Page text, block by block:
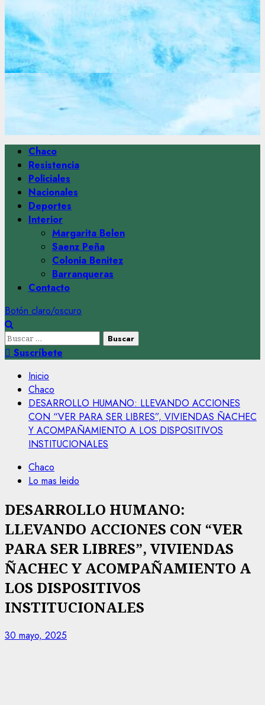
Menú
principal
Chaco
Resistencia
Policiales
Nacionales
Deportes
Interior
Margarita Belen
Saenz Peña
Colonia Benitez
Barranqueras
Contacto
Botón claro/oscuro
Buscar:
Suscríbete
Inicio
Chaco
DESARROLLO HUMANO: LLEVANDO ACCIONES
CON “VER PARA SER LIBRES”, VIVIENDAS ÑACHEC
Y ACOMPAÑAMIENTO A LOS DISPOSITIVOS
INSTITUCIONALES
Chaco
Lo mas leido
DESARROLLO HUMANO:
LLEVANDO ACCIONES CON “VER
PARA SER LIBRES”, VIVIENDAS
ÑACHEC Y ACOMPAÑAMIENTO A
LOS DISPOSITIVOS
INSTITUCIONALES
30 mayo, 2025